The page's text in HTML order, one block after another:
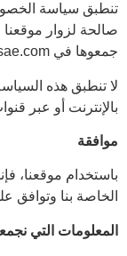
تنطبق سياسة
صالحة لزوار موقعنا
جمعوها في ofsae.com.
لا تنطبق هذه
بالإنترنت أو عبر
موافقة
باستخدام موقعنا،
الخاصة بنا وتوافق
المعلومات التي